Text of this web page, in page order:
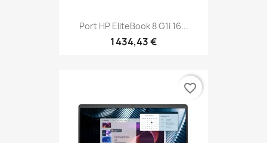
Port HP EliteBook 8 G1i 16...
1 434,43 €
favorite_border